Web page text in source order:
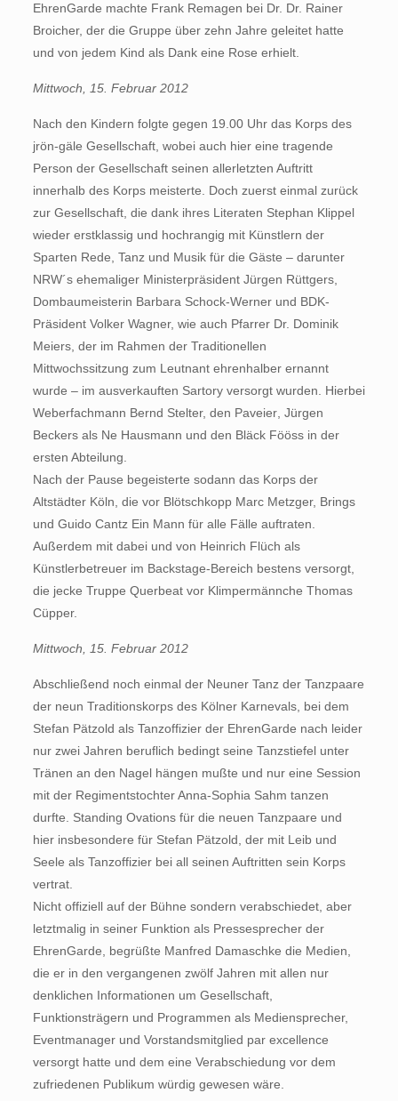
EhrenGarde machte Frank Remagen bei Dr. Dr. Rainer
Broicher, der die Gruppe über zehn Jahre geleitet hatte
und von jedem Kind als Dank eine Rose erhielt.
Mittwoch, 15. Februar 2012
Nach den Kindern folgte gegen 19.00 Uhr das Korps des
jrön-gäle Gesellschaft, wobei auch hier eine tragende
Person der Gesellschaft seinen allerletzten Auftritt
innerhalb des Korps meisterte. Doch zuerst einmal zurück
zur Gesellschaft, die dank ihres Literaten Stephan Klippel
wieder erstklassig und hochrangig mit Künstlern der
Sparten Rede, Tanz und Musik für die Gäste – darunter
NRW´s ehemaliger Ministerpräsident Jürgen Rüttgers,
Dombaumeisterin Barbara Schock-Werner und BDK-
Präsident Volker Wagner, wie auch Pfarrer Dr. Dominik
Meiers, der im Rahmen der Traditionellen
Mittwochssitzung zum Leutnant ehrenhalber ernannt
wurde – im ausverkauften Sartory versorgt wurden. Hierbei
Weberfachmann Bernd Stelter, den Paveier, Jürgen
Beckers als Ne Hausmann und den Bläck Fööss in der
ersten Abteilung.
Nach der Pause begeisterte sodann das Korps der
Altstädter Köln, die vor Blötschkopp Marc Metzger, Brings
und Guido Cantz Ein Mann für alle Fälle auftraten.
Außerdem mit dabei und von Heinrich Flüch als
Künstlerbetreuer im Backstage-Bereich bestens versorgt,
die jecke Truppe Querbeat vor Klimpermännche Thomas
Cüpper.
Mittwoch, 15. Februar 2012
Abschließend noch einmal der Neuner Tanz der Tanzpaare
der neun Traditionskorps des Kölner Karnevals, bei dem
Stefan Pätzold als Tanzoffizier der EhrenGarde nach leider
nur zwei Jahren beruflich bedingt seine Tanzstiefel unter
Tränen an den Nagel hängen mußte und nur eine Session
mit der Regimentstochter Anna-Sophia Sahm tanzen
durfte. Standing Ovations für die neuen Tanzpaare und
hier insbesondere für Stefan Pätzold, der mit Leib und
Seele als Tanzoffizier bei all seinen Auftritten sein Korps
vertrat.
Nicht offiziell auf der Bühne sondern verabschiedet, aber
letztmalig in seiner Funktion als Pressesprecher der
EhrenGarde, begrüßte Manfred Damaschke die Medien,
die er in den vergangenen zwölf Jahren mit allen nur
denklichen Informationen um Gesellschaft,
Funktionsträgern und Programmen als Mediensprecher,
Eventmanager und Vorstandsmitglied par excellence
versorgt hatte und dem eine Verabschiedung vor dem
zufriedenen Publikum würdig gewesen wäre.